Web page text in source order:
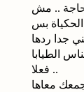
.. مش
بس
جدا ردها
الطيابا
فعلا ..
معاها